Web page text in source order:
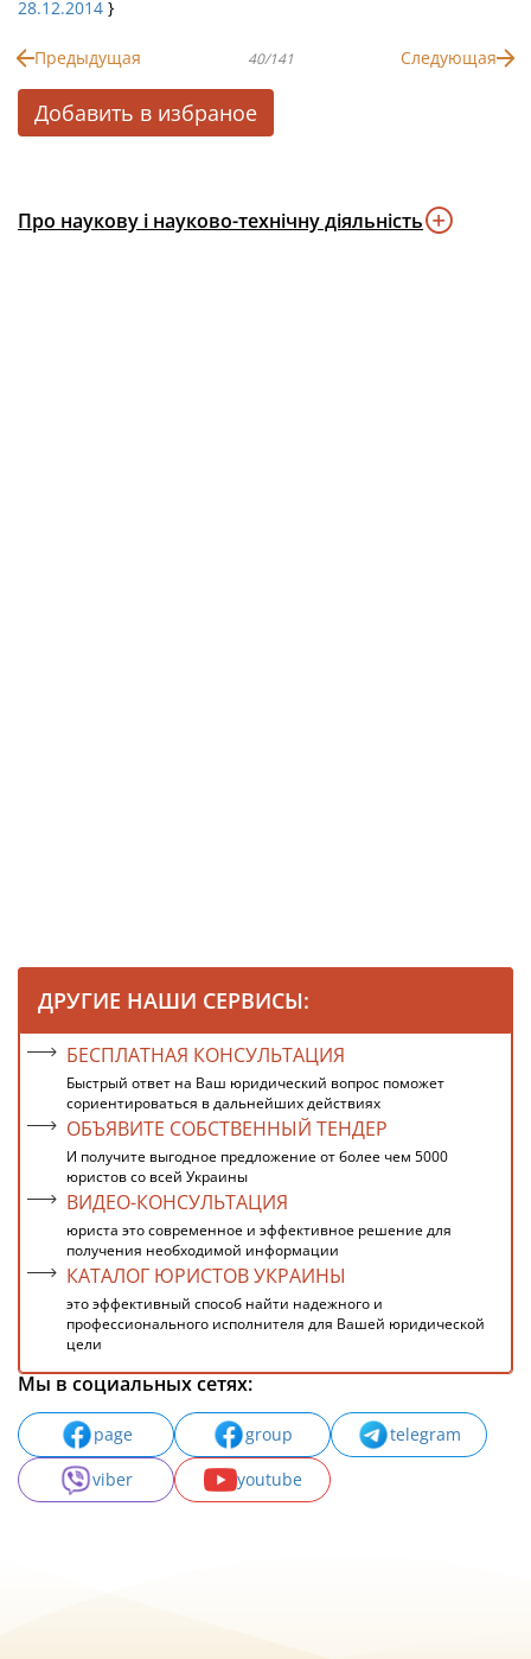
28.12.2014 }
Предыдущая 40/141 Следующая
Добавить в избраное
Про наукову і науково-технічну діяльність
ДРУГИЕ НАШИ СЕРВИСЫ:
БЕСПЛАТНАЯ КОНСУЛЬТАЦИЯ
Быстрый ответ на Ваш юридический вопрос поможет
сориентироваться в дальнейших действиях
ОБЪЯВИТЕ СОБСТВЕННЫЙ ТЕНДЕР
И получите выгодное предложение от более чем 5000
юристов со всей Украины
ВИДЕО-КОНСУЛЬТАЦИЯ
юриста это современное и эффективное решение для
получения необходимой информации
КАТАЛОГ ЮРИСТОВ УКРАИНЫ
это эффективный способ найти надежного и
профессионального исполнителя для Вашей юридической
цели
Мы в социальных сетях:
page group
telegram
viber
youtube